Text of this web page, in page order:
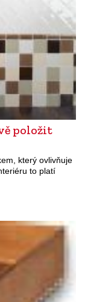
položit
který ovlivňuje
to platí